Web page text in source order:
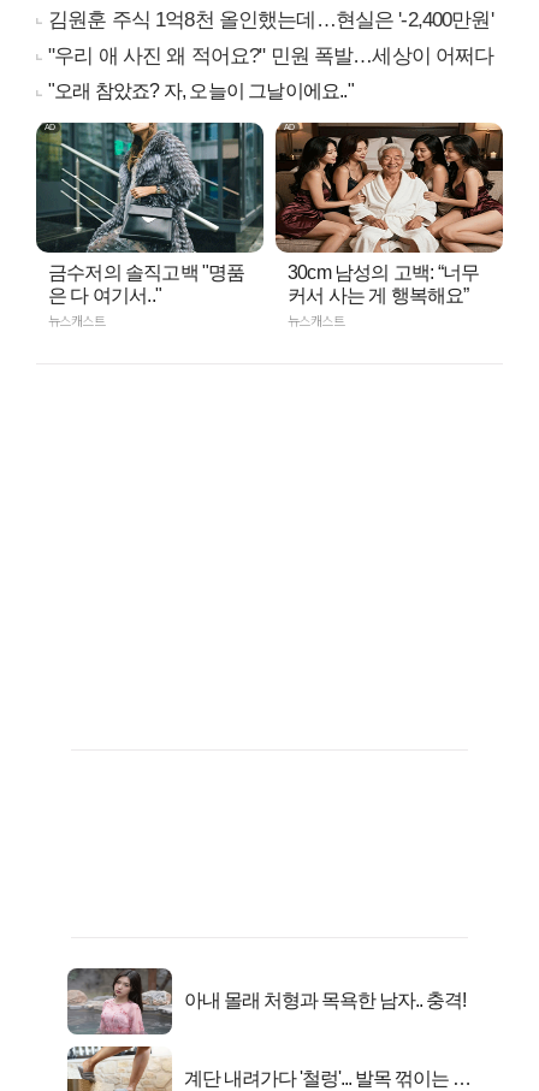
김원훈 주식 1억8천 올인했는데…현실은 '-2,400만원'
"우리 애 사진 왜 적어요?" 민원 폭발…세상이 어쩌다
"오래 참았죠? 자, 오늘이 그날이에요.."
금수저의 솔직고백 "명품
은 다 여기서.."
뉴스캐스트
30cm 남성의 고백: “너무
커서 사는 게 행복해요”
뉴스캐스트
아내 몰래 처형과 목욕한 남자.. 충격!
계단 내려가다 '철렁'... 발목 꺾이는 이